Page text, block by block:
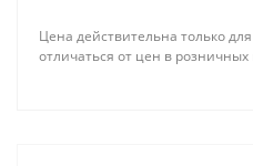
Цена действительна только
отличаться от цен в розничных